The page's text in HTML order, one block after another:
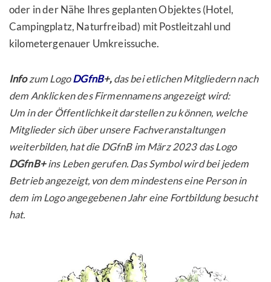
oder in der Nähe Ihres geplanten Objektes (Hotel,
Campingplatz, Naturfreibad) mit Postleitzahl und
kilometergenauer Umkreissuche.
Infozum LogoDGfnB+, das bei etlichen Mitgliedern nach
dem Anklicken des Firmennamens angezeigt wird:
Um in der Öffentlichkeit darstellen zu können, welche
Mitglieder sich über unsere Fachveranstaltungen
weiterbilden, hat die DGfnB im März 2023 das Logo
DGfnB+ins Leben gerufen. Das Symbol wird bei jedem
Betrieb angezeigt, von dem mindestens eine Person in
dem im Logo angegebenen Jahr eine Fortbildung besucht
hat.